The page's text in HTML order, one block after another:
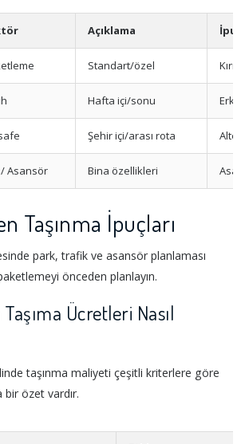
Açıklama
Standart/özel
Hafta içi/sonu
Şehir içi/arası rota
Asansör Bina özellikleri
Taşınma İpuçları
park, trafik ve asansör planlaması
önceden planlayın.
Ücretleri Nasıl
taşınma maliyeti çeşitli kriterlere göre
bir özet vardır.